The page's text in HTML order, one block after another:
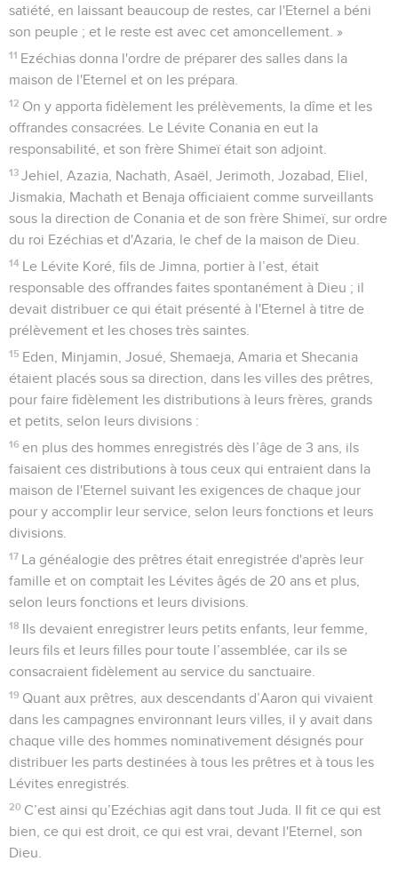
satiété, en laissant beaucoup de restes, car l'Eternel a béni
son peuple ; et le reste est avec cet amoncellement. »
11 Ezéchias donna l'ordre de préparer des salles dans la
maison de l'Eternel et on les prépara.
12 On y apporta fidèlement les prélèvements, la dîme et les
offrandes consacrées. Le Lévite Conania en eut la
responsabilité, et son frère Shimeï était son adjoint.
13 Jehiel, Azazia, Nachath, Asaël, Jerimoth, Jozabad, Eliel,
Jismakia, Machath et Benaja officiaient comme surveillants
sous la direction de Conania et de son frère Shimeï, sur ordre
du roi Ezéchias et d'Azaria, le chef de la maison de Dieu.
14 Le Lévite Koré, fils de Jimna, portier à l’est, était
responsable des offrandes faites spontanément à Dieu ; il
devait distribuer ce qui était présenté à l'Eternel à titre de
prélèvement et les choses très saintes.
15 Eden, Minjamin, Josué, Shemaeja, Amaria et Shecania
étaient placés sous sa direction, dans les villes des prêtres,
pour faire fidèlement les distributions à leurs frères, grands
et petits, selon leurs divisions :
16 en plus des hommes enregistrés dès l’âge de 3 ans, ils
faisaient ces distributions à tous ceux qui entraient dans la
maison de l'Eternel suivant les exigences de chaque jour
pour y accomplir leur service, selon leurs fonctions et leurs
divisions.
17 La généalogie des prêtres était enregistrée d'après leur
famille et on comptait les Lévites âgés de 20 ans et plus,
selon leurs fonctions et leurs divisions.
18 Ils devaient enregistrer leurs petits enfants, leur femme,
leurs fils et leurs filles pour toute l’assemblée, car ils se
consacraient fidèlement au service du sanctuaire.
19 Quant aux prêtres, aux descendants d’Aaron qui vivaient
dans les campagnes environnant leurs villes, il y avait dans
chaque ville des hommes nominativement désignés pour
distribuer les parts destinées à tous les prêtres et à tous les
Lévites enregistrés.
20 C’est ainsi qu’Ezéchias agit dans tout Juda. Il fit ce qui est
bien, ce qui est droit, ce qui est vrai, devant l'Eternel, son
Dieu.